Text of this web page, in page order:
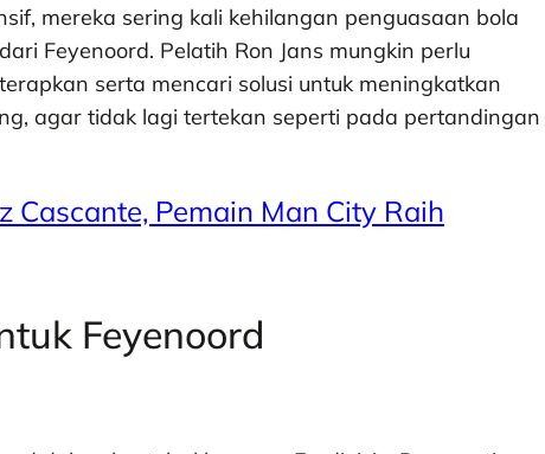
mereka sering kali kehilangan penguasaan bola
Feyenoord. Pelatih Ron Jans mungkin perlu
serta mencari solusi untuk meningkatkan
agar tidak lagi tertekan seperti pada pertandingan
Cascante, Pemain Man City Raih
Feyenoord